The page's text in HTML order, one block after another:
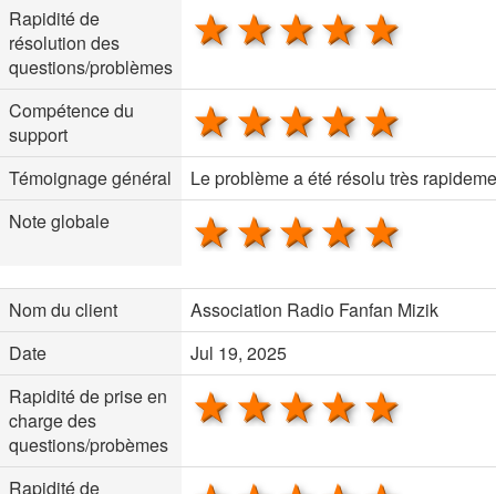
Rapidité de
résolution des
questions/problèmes
4 stars
3 stars
2 stars
1 star
Compétence du
support
4 stars
3 stars
2 stars
1 star
Témoignage général
Le problème a été résolu très
Note globale
4 stars
3 stars
2 stars
1 star
Nom du client
Association Radio Fanfan Mizik
Date
Jul 19, 2025
Rapidité de prise en
charge des
questions/probèmes
4 stars
3 stars
2 stars
1 star
Rapidité de